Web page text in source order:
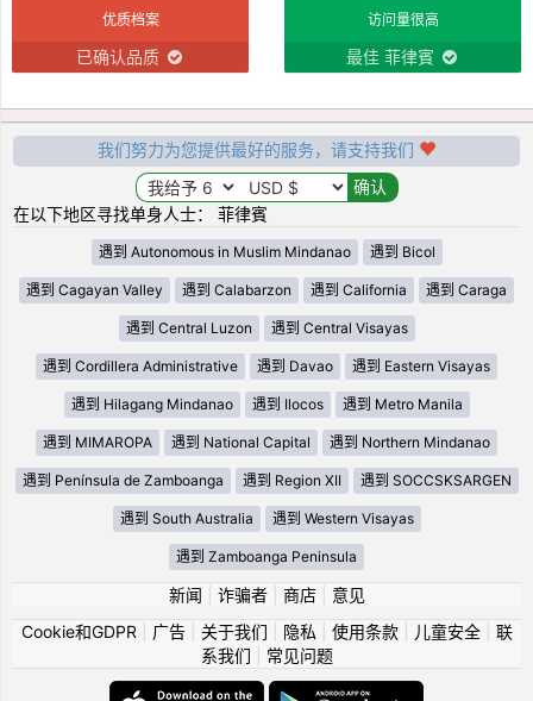
优质档案
已确认品质
访问量很高
最佳 菲律賓
我们努力为您提供最好的服务，请支持我们
在以下地区寻找单身人士： 菲律賓
遇到 Autonomous in Muslim Mindanao 遇到 Bicol
遇到 Cagayan Valley 遇到 Calabarzon 遇到 California 遇到 Caraga
遇到 Central Luzon 遇到 Central Visayas
遇到 Cordillera Administrative 遇到 Davao 遇到 Eastern Visayas
遇到 Hilagang Mindanao 遇到 Ilocos 遇到 Metro Manila
遇到 MIMAROPA 遇到 National Capital 遇到 Northern Mindanao
遇到 Península de Zamboanga 遇到 Region XII 遇到 SOCCSKSARGEN
遇到 South Australia 遇到 Western Visayas
遇到 Zamboanga Peninsula
新闻 诈骗者| 商店| 意见
Cookie和GDPR
广告| 关于我们 隐私 使用条款| 儿童安全| 联
系我们
常见问题